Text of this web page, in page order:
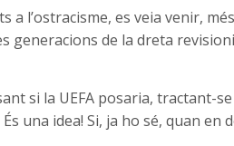
a l’ostracisme, es veia venir,
generacions de la dreta
si la UEFA posaria, tractant-
una idea! Si, ja ho sé, quan en